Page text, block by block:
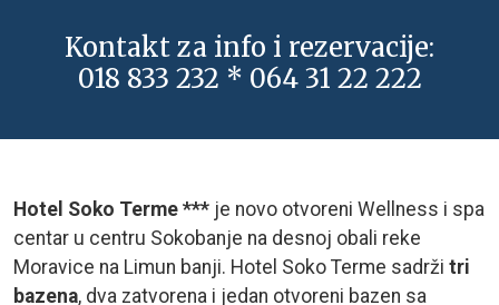
Kontakt za info i rezervacije:
018 833 232 * 064 31 22 222
Hotel Soko Terme *** je novo otvoreni Wellness i spa
centar u centru Sokobanje na desnoj obali reke
Moravice na Limun banji. Hotel Soko Terme sadrži tri
bazena, dva zatvorena i jedan otvoreni bazen sa